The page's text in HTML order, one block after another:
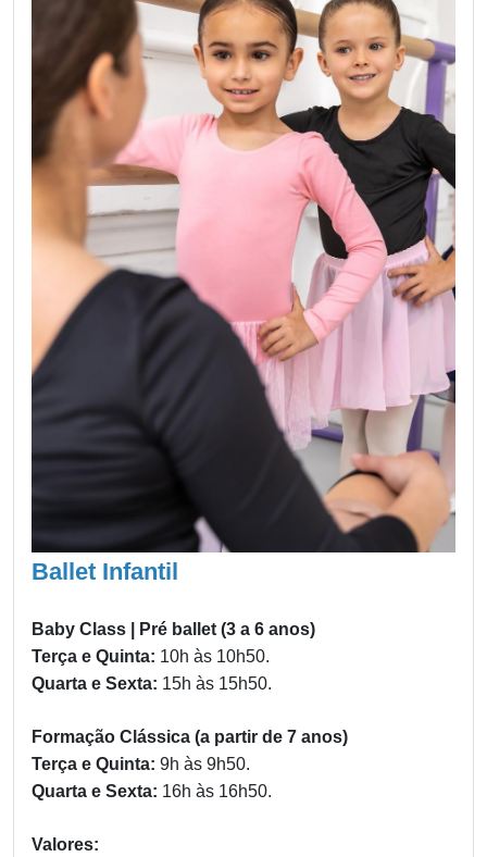
Ballet Infantil
Baby Class | Pré ballet (3 a 6 anos)
Terça e Quinta: 10h às 10h50.
Quarta e Sexta: 15h às 15h50.
Formação Clássica (a partir de 7 anos)
Terça e Quinta: 9h às 9h50.
Quarta e Sexta: 16h às 16h50.
Valores: